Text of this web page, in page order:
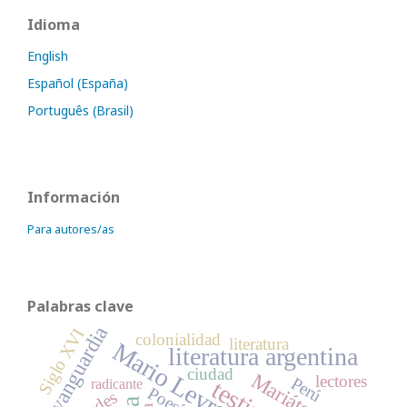
Idioma
English
Español (España)
Português (Brasil)
Información
Para autores/as
Palabras clave
Mario Levrero
literatura argentina
vanguardia
Siglo XVI colonialidad literatura
Perú
ciudad lectores
radicante